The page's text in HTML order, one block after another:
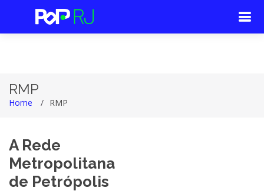
RMP
Home RMP
A Rede
Metropolitana
de Petrópolis